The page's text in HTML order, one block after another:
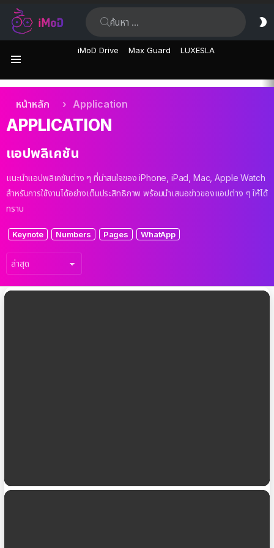
iMoD Drive Max Guard LUXESLA
เรื่อง
ล่าสุด
คุณอยู่ที่นี่:
หน้าหลัก Application
APPLICATION
แอปพลิเคชัน
แนะนำแอปพลิเคชันต่าง ๆ ที่น่าสนใจของ iPhone, iPad, Mac, Apple Watch
สำหรับการใช้งานได้อย่างเต็มประสิทธิภาพ พร้อมนำเสนอข่าวของแอปต่าง ๆ ให้ได้
ทราบ
เงื่อนไข
ย่อยKeynote Numbers Pages WhatApp
แอ